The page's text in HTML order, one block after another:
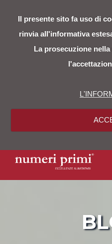
Il presente sito fa uso di
rinvia all'informativa
La prosecuzione